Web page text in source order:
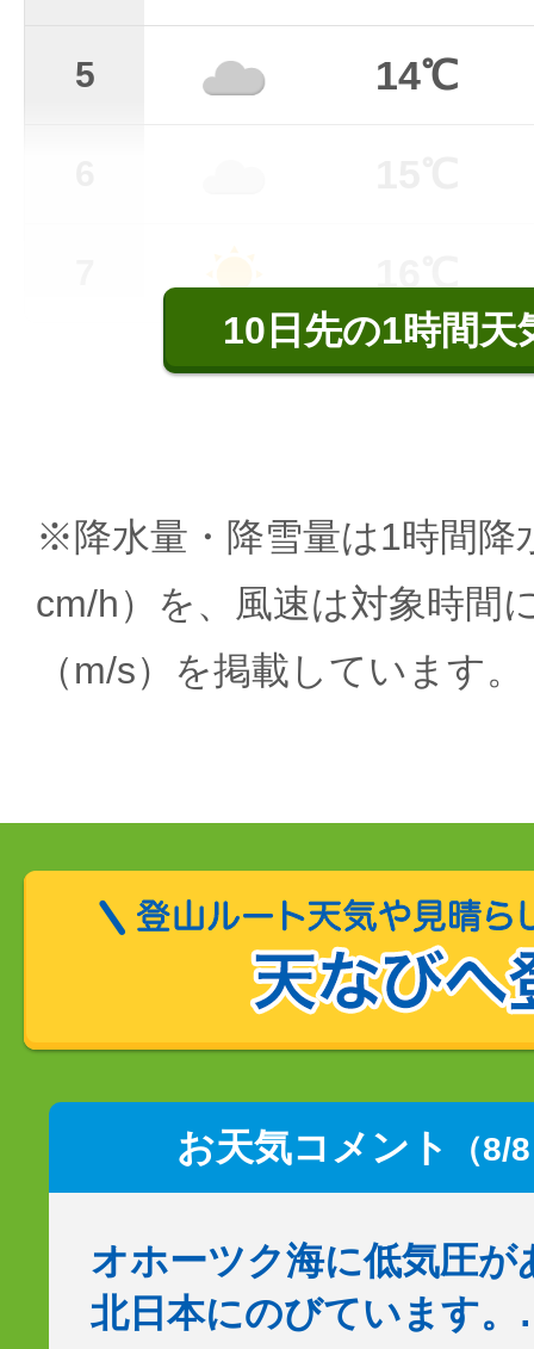
5 14℃
10日先の1時間天
※降水量・降雪量は1時間降
cm/h）を、風速は対象時間
（m/s）を掲載しています。
お天気コメント （8/
オホーツク海に低気圧が
北日本にのびています